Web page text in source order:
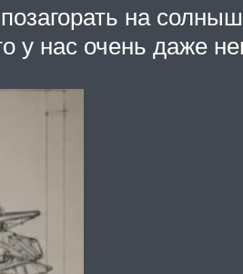
на
у нас очень даже